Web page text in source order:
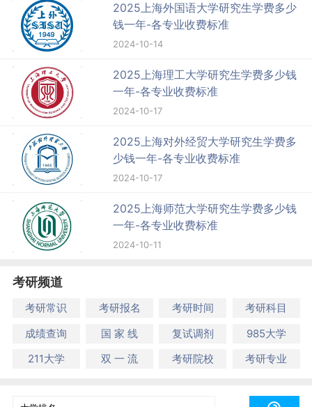
2025上海外国语大学研究生学费多少
钱一年-各专业收费标准
2024-10-14
2025上海理工大学研究生学费多少钱
一年-各专业收费标准
2024-10-17
2025上海对外经贸大学研究生学费多
少钱一年-各专业收费标准
2024-10-17
2025上海师范大学研究生学费多少钱
一年-各专业收费标准
2024-10-11
考研频道
考研常识 考研报名 考研时间
考研科目
成绩查询
国 家 线 复试调剂
985大学
211大学
双 一 流 考研院校 考研专业